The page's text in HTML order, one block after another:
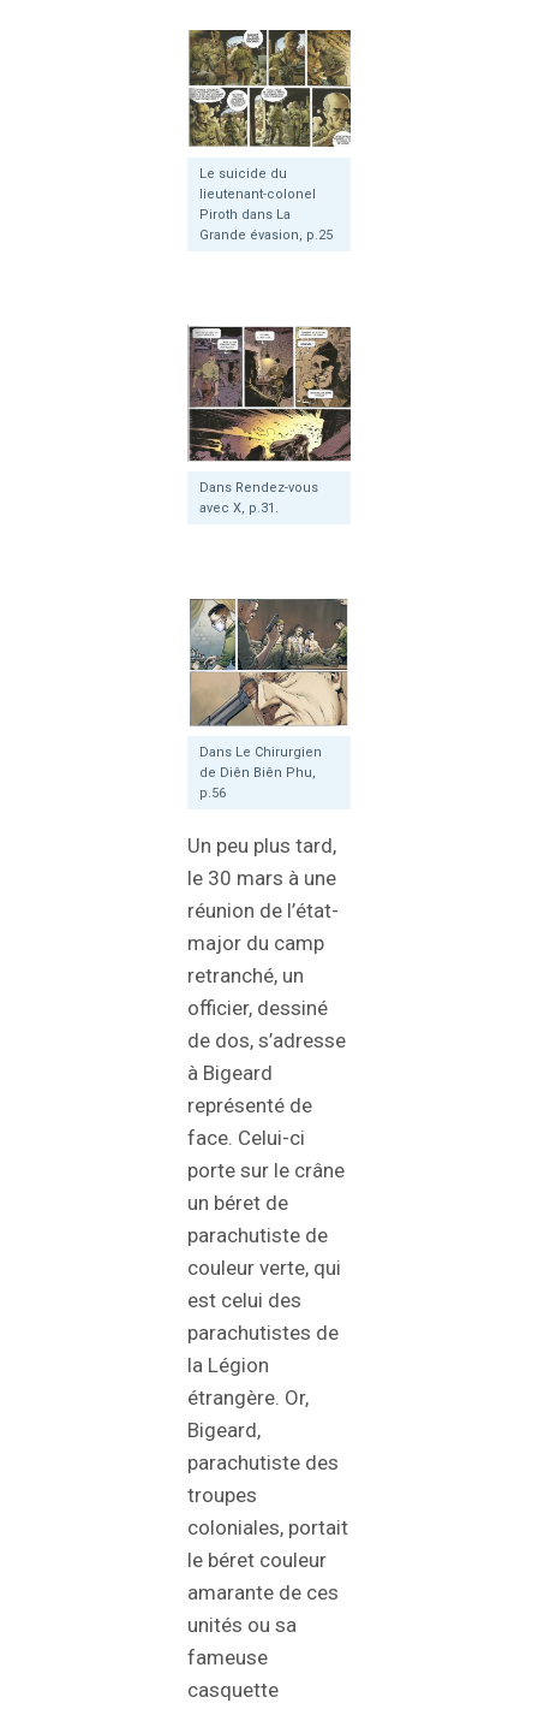
Le suicide du
lieutenant-colonel
Piroth dans La
Grande évasion, p.25
Dans Rendez-vous
avec X, p.31.
Dans Le Chirurgien
de Diên Biên Phu,
p.56
Un peu plus tard,
le 30 mars à une
réunion de l’état-
major du camp
retranché, un
officier, dessiné
de dos, s’adresse
à Bigeard
représenté de
face. Celui-ci
porte sur le crâne
un béret de
parachutiste de
couleur verte, qui
est celui des
parachutistes de
la Légion
étrangère. Or,
Bigeard,
parachutiste des
troupes
coloniales, portait
le béret couleur
amarante de ces
unités ou sa
fameuse
casquette